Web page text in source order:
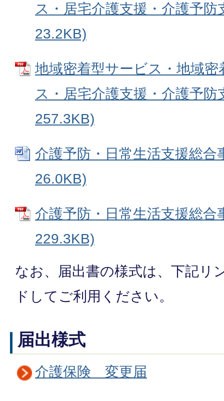
ス・居宅介護支援・介護予
23.2KB)
地域密着型サービス・地域
ス・居宅介護支援・介護予
257.3KB)
介護予防・日常生活支援総合
26.0KB)
介護予防・日常生活支援総合
229.3KB)
なお、届出書の様式は、下記リ
ドしてご利用ください。
届出様式
介護保険 変更届